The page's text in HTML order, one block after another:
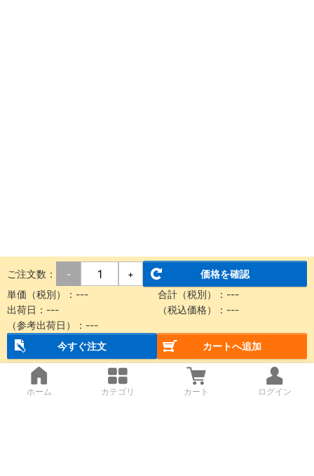
ご注文数： - +
価格を確認
単価（税別）： --- 合計（税別）： ---
出荷日： --- （税込価格）： ---
（参考出荷日）： ---
今すぐ注文
カートへ追加
ホーム カテゴリ カート ログイン